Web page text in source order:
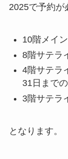
2025で予約が
10階メイ
8階サテラ
4階サテラ
31日まで
3階サテラ
となります。